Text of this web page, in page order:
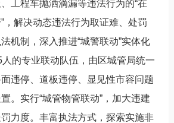
工程车抛洒滴漏等违法行为的“在
，解决动态违法行为取证难、处罚
机制，深入推进“城警联动”实体化
的专业联动队伍，由区城管局统一
违停、道板违停、显见性市容问题
。实行“城管物管联动”，加大违建
力度。丰富执法方式，探索实施非